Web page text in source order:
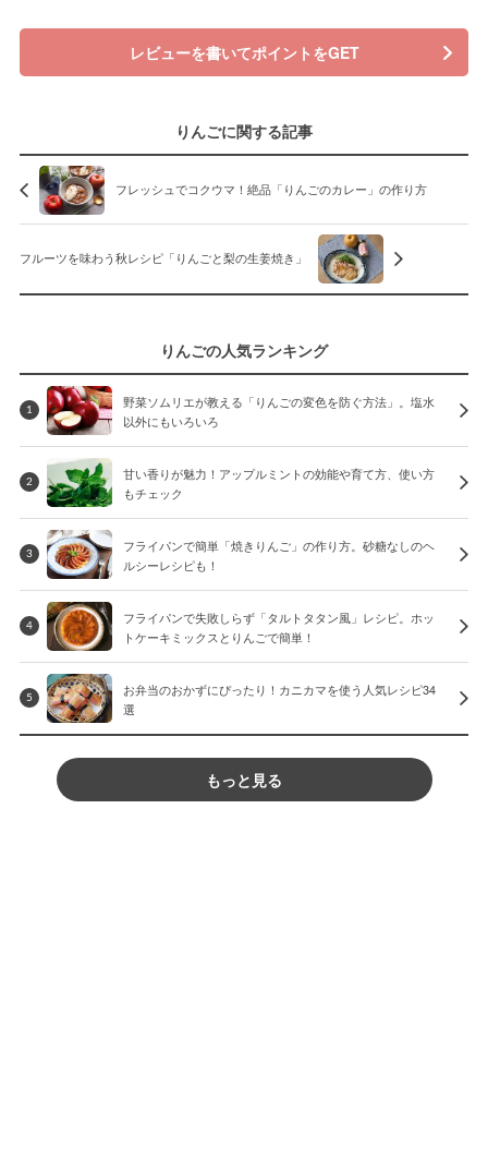
レビューを書いてポイントをGET
りんごに関する記事
フレッシュでコクウマ！絶品「りんごのカレー」の作り方
フルーツを味わう秋レシピ「りんごと梨の生姜焼き」
りんごの人気ランキング
1
野菜ソムリエが教える「りんごの変色を防ぐ方法」。塩水
以外にもいろいろ
2
甘い香りが魅力！アップルミントの効能や育て方、使い方
もチェック
3
フライパンで簡単「焼きりんご」の作り方。砂糖なしのヘ
ルシーレシピも！
4
フライパンで失敗しらず「タルトタタン風」レシピ。ホッ
トケーキミックスとりんごで簡単！
5
お弁当のおかずにぴったり！カニカマを使う人気レシピ34
選
もっと見る